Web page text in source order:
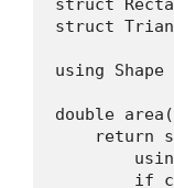
struct
using
double
return
if